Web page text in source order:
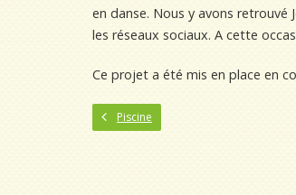
en danse. Nous y avons retrouvé
les réseaux sociaux. A cette
Ce projet a été mis en place en
Piscine